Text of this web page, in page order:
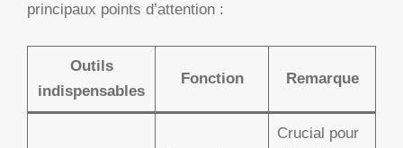
principaux points d’attention :
Outils
indispensables
Fonction Remarque
Crucial pour